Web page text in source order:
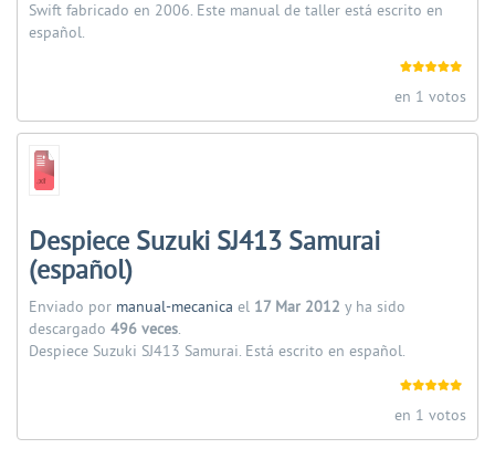
Swift fabricado en 2006. Este manual de taller está escrito en
español.
en 1 votos
Despiece Suzuki SJ413 Samurai
(español)
Enviado por manual-mecanica el 17 Mar 2012 y ha sido
descargado 496 veces.
Despiece Suzuki SJ413 Samurai. Está escrito en español.
en 1 votos